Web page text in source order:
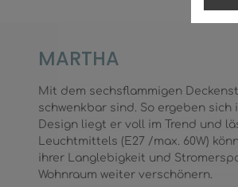
MARTHA
Mit dem sechsflammigen
schwenkbar sind. So ergeben
Design liegt er voll im Trend und
Leuchtmittels (E27 /max. 60W)
ihrer Langlebigkeit und
Wohnraum weiter verschönern.